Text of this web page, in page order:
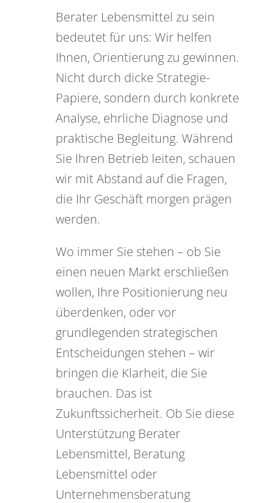
Berater Lebensmittel zu sein
bedeutet für uns: Wir helfen
Ihnen, Orientierung zu gewinnen.
Nicht durch dicke Strategie-
Papiere, sondern durch konkrete
Analyse, ehrliche Diagnose und
praktische Begleitung. Während
Sie Ihren Betrieb leiten, schauen
wir mit Abstand auf die Fragen,
die Ihr Geschäft morgen prägen
werden.
Wo immer Sie stehen – ob Sie
einen neuen Markt erschließen
wollen, Ihre Positionierung neu
überdenken, oder vor
grundlegenden strategischen
Entscheidungen stehen – wir
bringen die Klarheit, die Sie
brauchen. Das ist
Zukunftssicherheit. Ob Sie diese
Unterstützung Berater
Lebensmittel, Beratung
Lebensmittel oder
Unternehmensberatung